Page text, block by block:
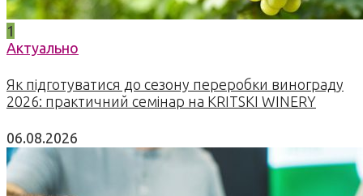
1
Актуально
Як підготуватися до сезону переробки винограду
2026: практичний семінар на KRITSKI WINERY
06.08.2026